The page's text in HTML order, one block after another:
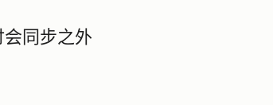
同步之外